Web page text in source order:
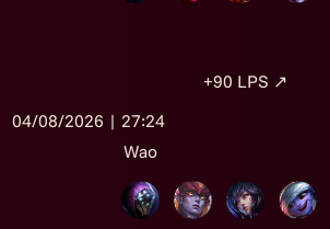
+90 LPS ↗
04/08/2026 | 27:24
Wao